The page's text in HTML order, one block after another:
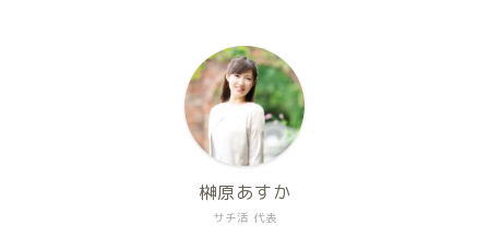
サチ活 代表
榊原あすか